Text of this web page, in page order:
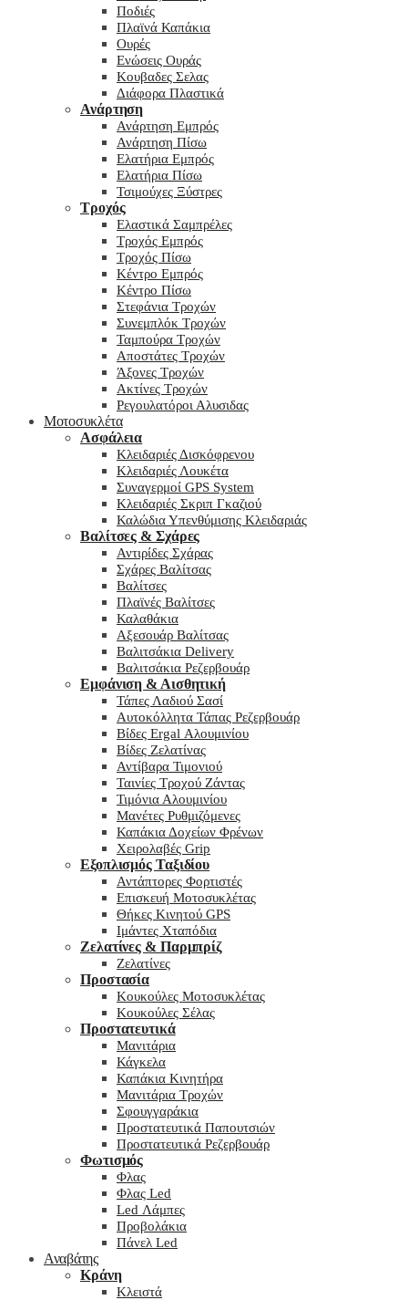
Ποδιές
Πλαϊνά Καπάκια
Ουρές
Ενώσεις Ουράς
Κουβαδες Σελας
Διάφορα Πλαστικά
Ανάρτηση
Ανάρτηση Εμπρός
Ανάρτηση Πίσω
Ελατήρια Εμπρός
Ελατήρια Πίσω
Τσιμούχες Ξύστρες
Τροχός
Ελαστικά Σαμπρέλες
Τροχός Εμπρός
Τροχός Πίσω
Κέντρο Εμπρός
Κέντρο Πίσω
Στεφάνια Τροχών
Συνεμπλόκ Τροχών
Ταμπούρα Τροχών
Αποστάτες Τροχών
Άξονες Τροχών
Ακτίνες Τροχών
Ρεγουλατόροι Αλυσιδας
Μοτοσυκλέτα
Ασφάλεια
Κλειδαριές Δισκόφρενου
Κλειδαριές Λουκέτα
Συναγερμοί GPS System
Κλειδαριές Σκριπ Γκαζιού
Καλώδια Υπενθύμισης Κλειδαριάς
Βαλίτσες & Σχάρες
Αντιρίδες Σχάρας
Σχάρες Βαλίτσας
Βαλίτσες
Πλαϊνές Βαλίτσες
Καλαθάκια
Αξεσουάρ Βαλίτσας
Βαλιτσάκια Delivery
Βαλιτσάκια Ρεζερβουάρ
Εμφάνιση & Αισθητική
Τάπες Λαδιού Σασί
Αυτοκόλλητα Τάπας Ρεζερβουάρ
Βίδες Ergal Αλουμινίου
Βίδες Ζελατίνας
Αντίβαρα Τιμονιού
Ταινίες Τροχού Ζάντας
Τιμόνια Αλουμινίου
Μανέτες Ρυθμιζόμενες
Καπάκια Δοχείων Φρένων
Χειρολαβές Grip
Εξοπλισμός Ταξιδίου
Αντάπτορες Φορτιστές
Επισκευή Μοτοσυκλέτας
Θήκες Κινητού GPS
Ιμάντες Χταπόδια
Ζελατίνες & Παρμπρίζ
Ζελατίνες
Προστασία
Κουκούλες Μοτοσυκλέτας
Κουκούλες Σέλας
Προστατευτικά
Μανιτάρια
Κάγκελα
Καπάκια Κινητήρα
Μανιτάρια Τροχών
Σφουγγαράκια
Προστατευτικά Παπουτσιών
Προστατευτικά Ρεζερβουάρ
Φωτισμός
Φλας
Φλας Led
Led Λάμπες
Προβολάκια
Πάνελ Led
Αναβάτης
Κράνη
Kλειστά